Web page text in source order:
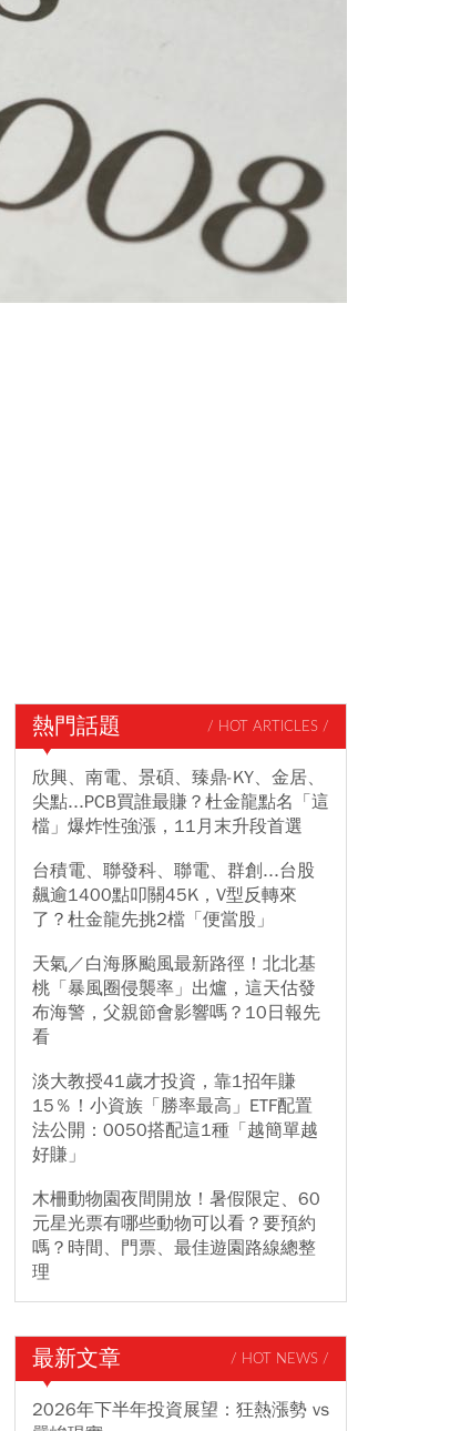
熱門話題 / HOT ARTICLES /
欣興、南電、景碩、臻鼎-KY、金居、
尖點...PCB買誰最賺？杜金龍點名「這
檔」爆炸性強漲，11月末升段首選
台積電、聯發科、聯電、群創...台股
飆逾1400點叩關45K，V型反轉來
了？杜金龍先挑2檔「便當股」
天氣／白海豚颱風最新路徑！北北基
桃「暴風圈侵襲率」出爐，這天估發
布海警，父親節會影響嗎？10日報先
看
淡大教授41歲才投資，靠1招年賺
15％！小資族「勝率最高」ETF配置
法公開：0050搭配這1種「越簡單越
好賺」
木柵動物園夜間開放！暑假限定、60
元星光票有哪些動物可以看？要預約
嗎？時間、門票、最佳遊園路線總整
理
最新文章 / HOT NEWS /
2026年下半年投資展望：狂熱漲勢 vs